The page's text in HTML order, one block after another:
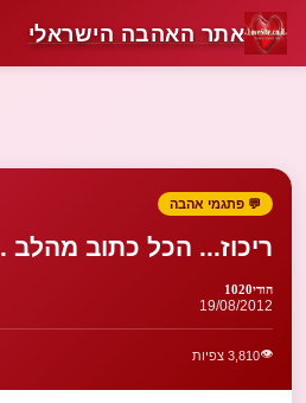
אתר האהבה הישראלי
💬 פתגמי אהבה
ריכוז... הכל כתוב מהלב .
הודי1020
19/08/2012
👁️3,810 צפיות